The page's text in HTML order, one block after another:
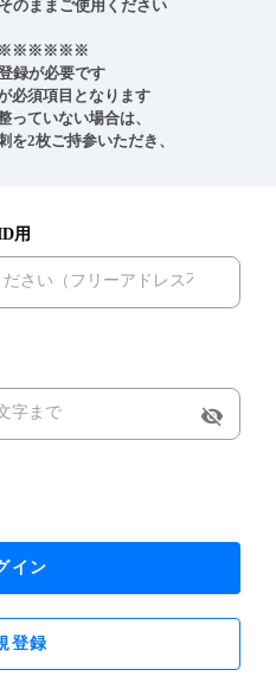
のままご使用ください
録が必要です
必須項目となります
ていない場合は、
2枚ご持参いただき、
用
visibility_off
イン
登録